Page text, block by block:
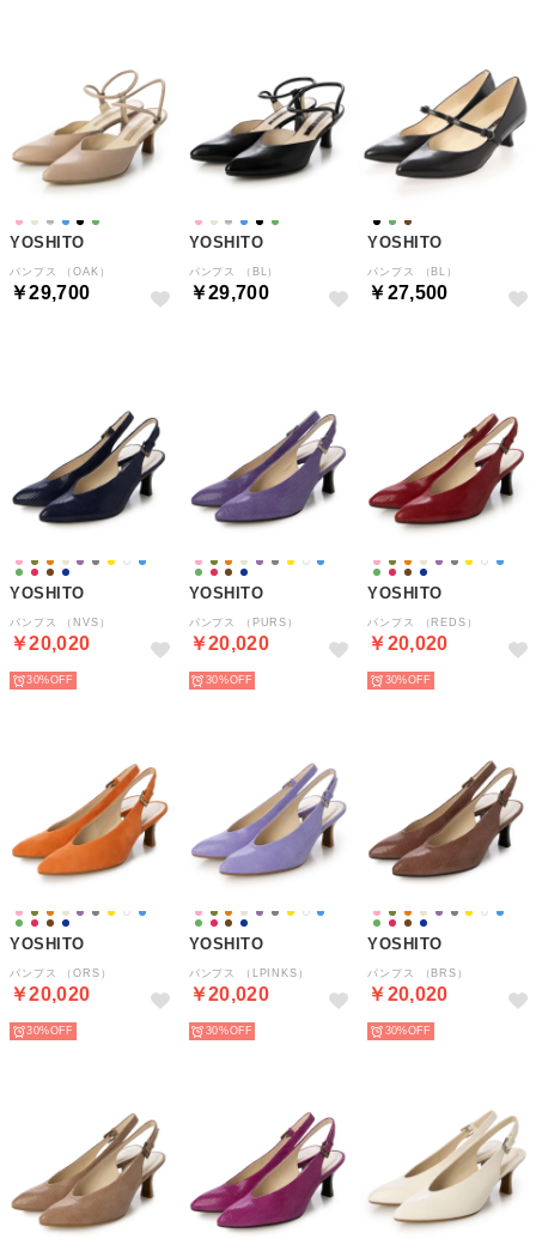
YOSHITO
パンプス （OAK）
￥29,700
YOSHITO
パンプス （BL）
￥29,700
YOSHITO
パンプス （BL）
￥27,500
YOSHITO
パンプス （NVS）
￥20,020
30%
YOSHITO
パンプス （PURS）
￥20,020
30%
YOSHITO
パンプス （REDS）
￥20,020
30%
YOSHITO
パンプス （ORS）
￥20,020
30%
YOSHITO
パンプス （LPINKS）
￥20,020
30%
YOSHITO
パンプス （BRS）
￥20,020
30%